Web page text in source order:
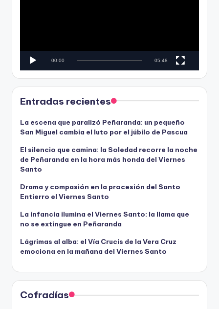
c
r
d
v
í
e
o
00:00 05:48
Entradas recientes
La escena que paralizó Peñaranda: un pequeño
San Miguel cambia el luto por el júbilo de Pascua
El silencio que camina: la Soledad recorre la noche
de Peñaranda en la hora más honda del Viernes
Santo
Drama y compasión en la procesión del Santo
Entierro el Viernes Santo
La infancia ilumina el Viernes Santo: la llama que
no se extingue en Peñaranda
Lágrimas al alba: el Vía Crucis de la Vera Cruz
emociona en la mañana del Viernes Santo
Cofradías